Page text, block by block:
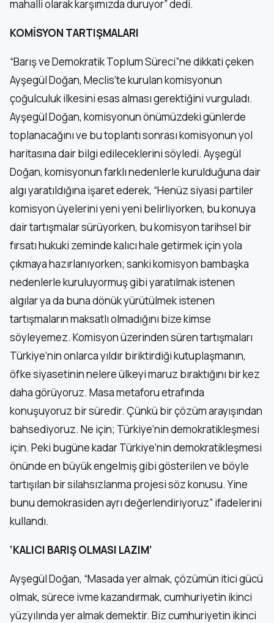
mahalli olarak karşımızda duruyor” dedi.
KOMİSYON TARTIŞMALARI
“Barış ve Demokratik Toplum Süreci”ne dikkati çeken
Ayşegül Doğan, Meclis’te kurulan komisyonun
çoğulculuk ilkesini esas alması gerektiğini vurguladı.
Ayşegül Doğan, komisyonun önümüzdeki günlerde
toplanacağını ve bu toplantı sonrası komisyonun yol
haritasına dair bilgi edileceklerini söyledi. Ayşegül
Doğan, komisyonun farklı nedenlerle kurulduğuna dair
algı yaratıldığına işaret ederek, “Henüz siyasi partiler
komisyon üyelerini yeni yeni belirliyorken, bu konuya
dair tartışmalar sürüyorken, bu komisyon tarihsel bir
fırsatı hukuki zeminde kalıcı hale getirmek için yola
çıkmaya hazırlanıyorken; sanki komisyon bambaşka
nedenlerle kuruluyormuş gibi yaratılmak istenen
algılar ya da buna dönük yürütülmek istenen
tartışmaların maksatlı olmadığını bize kimse
söyleyemez. Komisyon üzerinden süren tartışmaları
Türkiye’nin onlarca yıldır biriktirdiği kutuplaşmanın,
öfke siyasetinin nelere ülkeyi maruz bıraktığını bir kez
daha görüyoruz. Masa metaforu etrafında
konuşuyoruz bir süredir. Çünkü bir çözüm arayışından
bahsediyoruz. Ne için; Türkiye’nin demokratikleşmesi
için. Peki bugüne kadar Türkiye’nin demokratikleşmesi
önünde en büyük engelmiş gibi gösterilen ve böyle
tartışılan bir silahsızlanma projesi söz konusu. Yine
bunu demokrasiden ayrı değerlendiriyoruz” ifadelerini
kullandı.
‘KALICI BARIŞ OLMASI LAZIM’
Ayşegül Doğan, “Masada yer almak, çözümün itici gücü
olmak, sürece ivme kazandırmak, cumhuriyetin ikinci
yüzyılında yer almak demektir. Biz cumhuriyetin ikinci